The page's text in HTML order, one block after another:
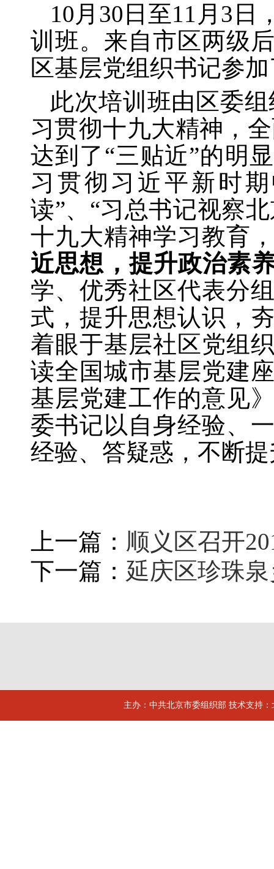
10月30日至11月3日
训班。来自市区两级
区基层党组织书记参
此次培训班由区委
习贯彻十九大精神，
达到了“三贴近”的明
习贯彻习近平新时
读”、“习总书记视察
十九大精神学习教育
近思想，提升政治素
学、优秀社区代表分
式，提升思想认识，
着眼于基层社区党组
读全国城市基层党建
基层党建工作的意见
委书记以自身经验、
经验、答疑惑，不断
上一篇： 顺义区召开
下一篇： 延庆区珍珠
主办：中共北京市委组织部 技术支持